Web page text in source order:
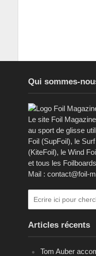
Qui sommes-
Le site Foil
au sport de glisse
Foil (SupFoil), le
(KiteFoil), le Wind
et tous les
Mail : contact@foil-
Articles récents
Tom Auber